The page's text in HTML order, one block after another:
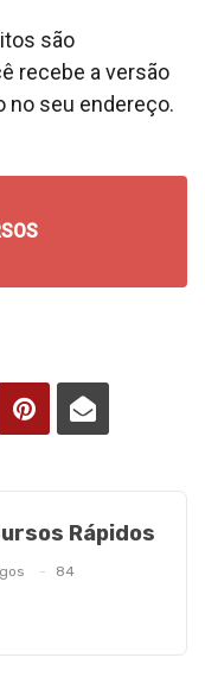
são
recebe a versão
no seu endereço.
Rápidos
84